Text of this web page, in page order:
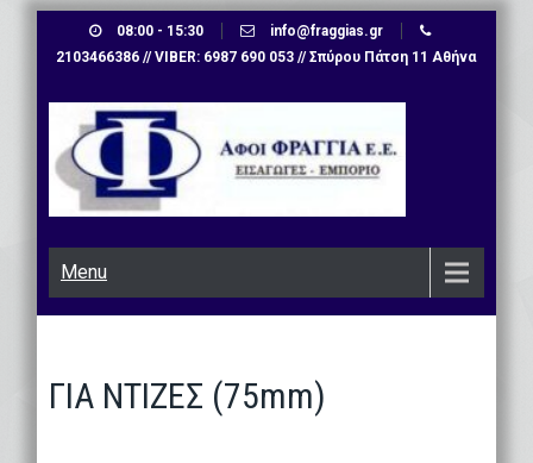
08:00 - 15:30
info@fraggias.gr
2103466386 // VIBER: 6987 690 053 // Σπύρου Πάτση 11 Αθήνα
Menu
ΓΙΑ ΝΤΙΖΕΣ (75mm)